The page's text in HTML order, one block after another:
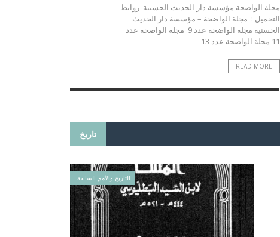
مجلة الواضحة مؤسسة دار الحديث الحسنية روابط
التحميل : مجلة الواضحة – مؤسسة دار الحديث
الحسنية مجلة الواضحة عدد 9 مجلة الواضحة عدد
11 مجلة الواضحة عدد 13
READ MORE
تاريخ
التاريخ والأمم السابقة